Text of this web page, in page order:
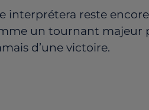
interprétera reste
un tournant majeur
d’une victoire.